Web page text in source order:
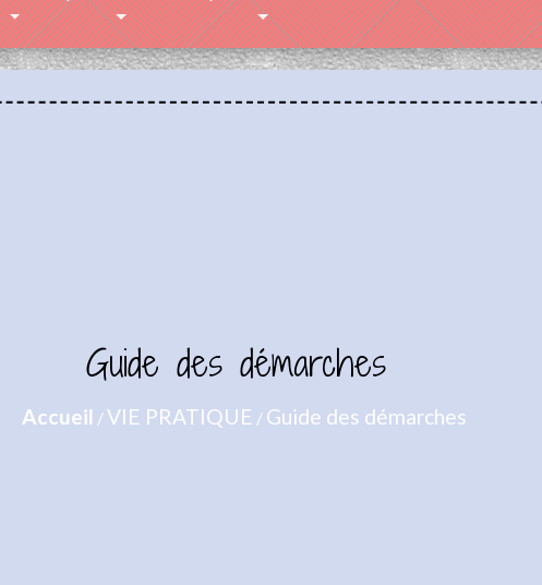
Guide des démarches
Accueil /VIE PRATIQUE / Guide des démarches